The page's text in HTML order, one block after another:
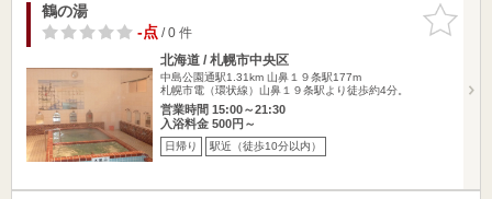
お気に入
りに追加
鶴の湯
-点/ 0 件
北海道 / 札幌市中央区
中島公園通駅1.31km 山鼻１９条駅177m
札幌市電（環状線）山鼻１９条駅より徒歩約4分。
営業時間 15:00～21:30
入浴料金 500円～
日帰り 駅近（徒歩10分以内）